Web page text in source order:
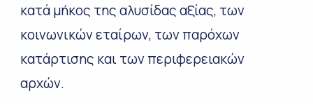
κατά μήκος της αλυσίδας αξίας, των
κοινωνικών εταίρων, των παρόχων
κατάρτισης και των περιφερειακών
αρχών.